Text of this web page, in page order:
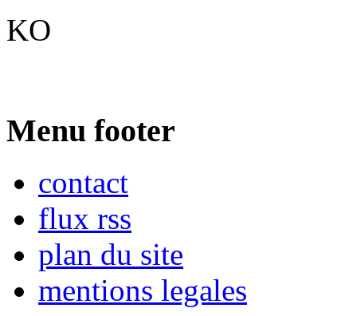
KO
Menu footer
contact
flux rss
plan du site
mentions legales